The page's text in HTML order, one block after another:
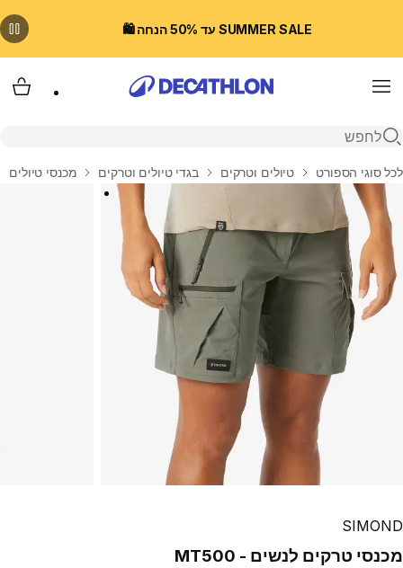
SUMMER SALE עד 50% הנחה 🛍️
Menu
פתיחת חיפוש
בית
לכל סוגי הספורט טיולים וטרקים בגדי טיולים וטרקים מכנסי טיולים
SIMOND
מכנסי טרקים לנשים - MT500